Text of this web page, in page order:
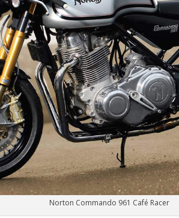
Norton Commando 961 Café Racer